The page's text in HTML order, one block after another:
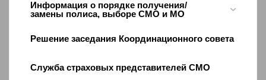
Информация о порядке получения/
замены полиса, выборе СМО и МО
Решение заседания Координационного совета
Служба страховых представителей СМО